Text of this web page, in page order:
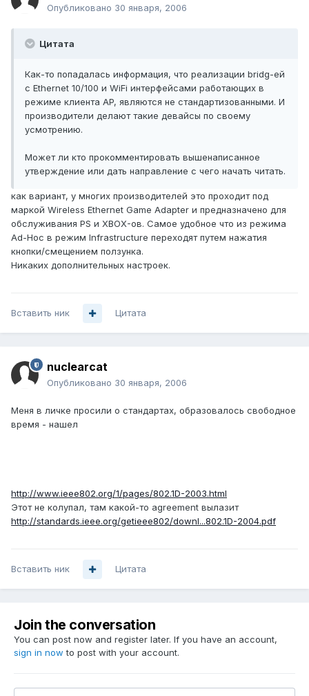
Опубликовано 30 января, 2006
Цитата
Как-то попадалась информация, что реализации bridg-ей
c Ethernet 10/100 и WiFi интерфейсами работающих в
режиме клиента AP, являются не стандартизованными. И
производители делают такие девайсы по своему
усмотрению.
Может ли кто прокомментировать вышенаписанное
утверждение или дать направление с чего начать читать.
как вариант, у многих производителей это проходит под
маркой Wireless Ethernet Game Adapter и предназначено для
обслуживания PS и XBOX-ов. Самое удобное что из режима
Ad-Hoc в режим Infrastructure переходят путем нажатия
кнопки/смещением ползунка.
Никаких дополнительных настроек.
Вставить ник Цитата
nuclearcat
Опубликовано 30 января, 2006
Меня в личке просили о стандартах, образовалось свободное
время - нашел
http://www.ieee802.org/1/pages/802.1D-2003.html
Этот не колупал, там какой-то agreement вылазит
http://standards.ieee.org/getieee802/downl...802.1D-2004.pdf
Вставить ник Цитата
Join the conversation
You can post now and register later. If you have an account,
sign in now to post with your account.